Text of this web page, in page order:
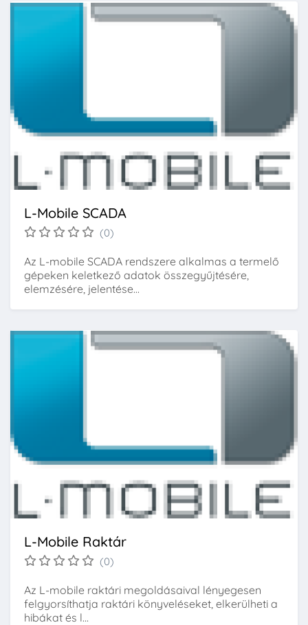
L-Mobile SCADA
(0)
Az L-mobile SCADA rendszere alkalmas a termelő
gépeken keletkező adatok összegyűjtésére,
elemzésére, jelentése...
L-Mobile Raktár
(0)
Az L-mobile raktári megoldásaival lényegesen
felgyorsíthatja raktári könyveléseket, elkerülheti a
hibákat és l...